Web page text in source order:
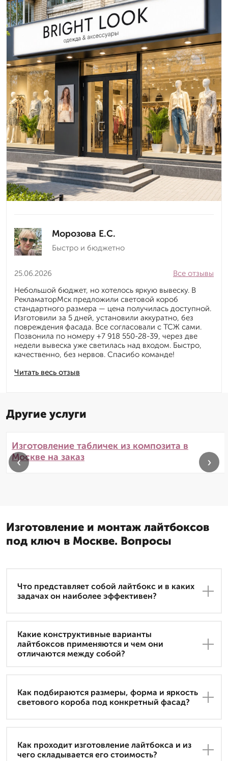
Морозова Е.С.
Быстро и бюджетно
25.06.2026
Читать весь отзыв
Все отзывы
Небольшой бюджет, но хотелось яркую вывеску. В
РекламаторМск предложили световой короб
стандартного размера — цена получилась доступной.
Изготовили за 5 дней, установили аккуратно, без
повреждения фасада. Все согласовали с ТСЖ сами.
Позвонила по номеру +7 918 550-28-39, через две
недели вывеска уже светилась над входом. Быстро,
качественно, без нервов. Спасибо команде!
Другие услуги
Изготовление табличек из композита в
Москве на заказ
‹ ›
Изготовление и монтаж лайтбоксов
под ключ в Москве. Вопросы
Что представляет собой лайтбокс и в каких
задачах он наиболее эффективен?
Какие конструктивные варианты
лайтбоксов применяются и чем они
отличаются между собой?
Как подбираются размеры, форма и яркость
светового короба под конкретный фасад?
Как проходит изготовление лайтбокса и из
чего складывается его стоимость?